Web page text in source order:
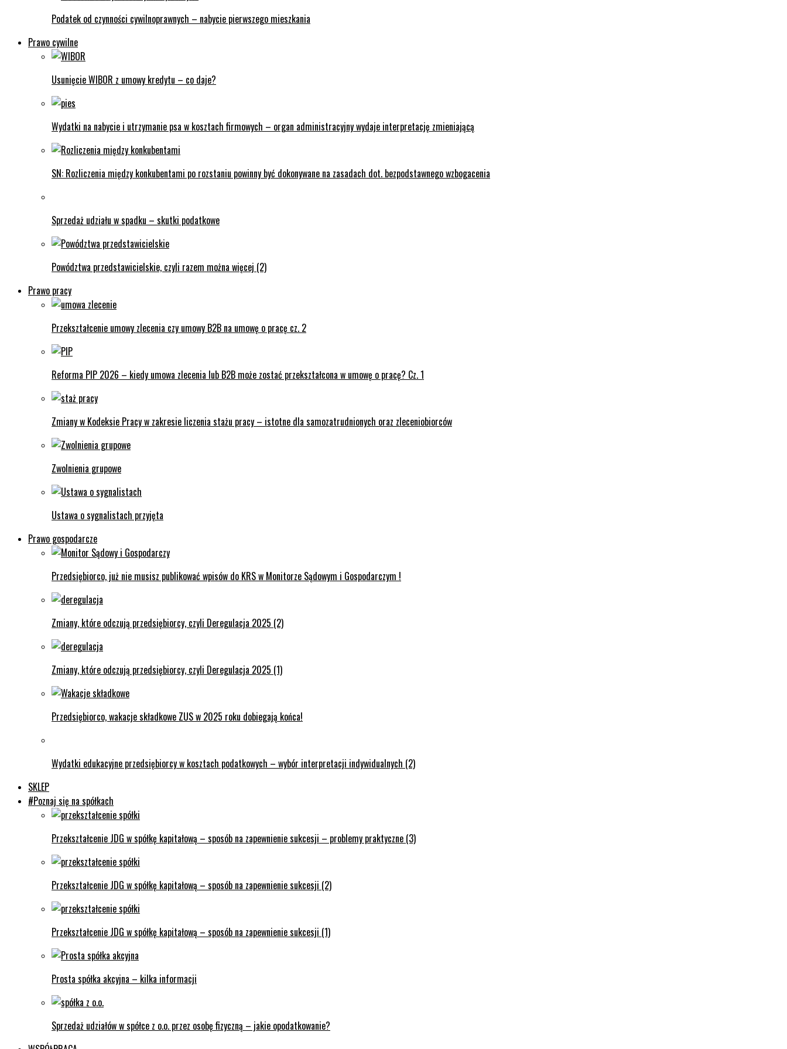
Podatek od czynności cywilnoprawnych – nabycie pierwszego mieszkania
Prawo cywilne
Usunięcie WIBOR z umowy kredytu – co daje?
Wydatki na nabycie i utrzymanie psa w kosztach firmowych – organ administracyjny wydaje interpretację zmieniającą
SN: Rozliczenia między konkubentami po rozstaniu powinny być dokonywane na zasadach dot. bezpodstawnego wzbogacenia
Sprzedaż udziału w spadku – skutki podatkowe
Powództwa przedstawicielskie, czyli razem można więcej (2)
Prawo pracy
Przekształcenie umowy zlecenia czy umowy B2B na umowę o pracę cz. 2
Reforma PIP 2026 – kiedy umowa zlecenia lub B2B może zostać przekształcona w umowę o pracę? Cz. 1
Zmiany w Kodeksie Pracy w zakresie liczenia stażu pracy – istotne dla samozatrudnionych oraz zleceniobiorców
Zwolnienia grupowe
Ustawa o sygnalistach przyjęta
Prawo gospodarcze
Przedsiębiorco, już nie musisz publikować wpisów do KRS w Monitorze Sądowym i Gospodarczym !
Zmiany, które odczują przedsiębiorcy, czyli Deregulacja 2025 (2)
Zmiany, które odczują przedsiębiorcy, czyli Deregulacja 2025 (1)
Przedsiębiorco, wakacje składkowe ZUS w 2025 roku dobiegają końca!
Wydatki edukacyjne przedsiębiorcy w kosztach podatkowych – wybór interpretacji indywidualnych (2)
SKLEP
#Poznaj się na spółkach
Przekształcenie JDG w spółkę kapitałową – sposób na zapewnienie sukcesji – problemy praktyczne (3)
Przekształcenie JDG w spółkę kapitałową – sposób na zapewnienie sukcesji (2)
Przekształcenie JDG w spółkę kapitałową – sposób na zapewnienie sukcesji (1)
Prosta spółka akcyjna – kilka informacji
Sprzedaż udziałów w spółce z o.o. przez osobę fizyczną – jakie opodatkowanie?